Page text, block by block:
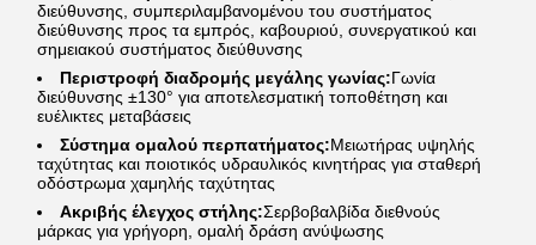
διεύθυνσης, συμπεριλαμβανομένου του συστήματος
διεύθυνσης προς τα εμπρός, καβουριού, συνεργατικού και
σημειακού συστήματος διεύθυνσης
Περιστροφή διαδρομής μεγάλης γωνίας:Γωνία
διεύθυνσης ±130° για αποτελεσματική τοποθέτηση και
ευέλικτες μεταβάσεις
Σύστημα ομαλού περπατήματος:Μειωτήρας υψηλής
ταχύτητας και ποιοτικός υδραυλικός κινητήρας για σταθερή
οδόστρωμα χαμηλής ταχύτητας
Ακριβής έλεγχος στήλης:Σερβοβαλβίδα διεθνούς
μάρκας για γρήγορη, ομαλή δράση ανύψωσης